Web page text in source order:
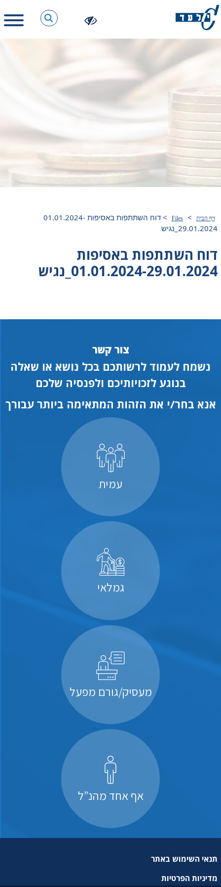
דף הבית >
Files
>
דוח השתתפות באסיפות 01.01.2024-
29.01.2024_נגיש
דוח השתתפות באסיפות
01.01.2024-29.01.2024_נגיש
צור קשר
נשמח לעמוד לרשותכם בכל נושא או שאלה
בנוגע לזכויותיכם ולפנסיה שלכם
אנא בחר/י את הזהות המתאימה ביותר עבורך
עמית
גמלאי
מעסיק/גורם מפעל
אף אחד מהנ”ל
תנאי השימוש באתר
מדיניות הפרטיות